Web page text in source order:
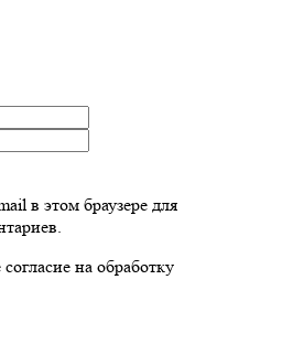
в этом браузере для
на обработку